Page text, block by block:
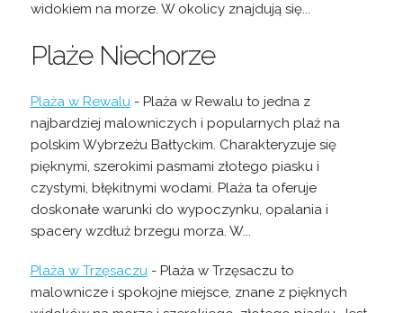
widokiem na morze. W okolicy znajdują się...
Plaże Niechorze
Plaża w Rewalu- Plaża w Rewalu to jedna z
najbardziej malowniczych i popularnych plaż na
polskim Wybrzeżu Bałtyckim. Charakteryzuje się
pięknymi, szerokimi pasmami złotego piasku i
czystymi, błękitnymi wodami. Plaża ta oferuje
doskonałe warunki do wypoczynku, opalania i
spacery wzdłuż brzegu morza. W...
Plaża w Trzęsaczu- Plaża w Trzęsaczu to
malownicze i spokojne miejsce, znane z pięknych